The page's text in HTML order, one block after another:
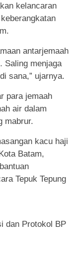
kelancaran
antarjemaah
Saling menjaga
sana,” ujarnya.
para jemaah
air dalam
mabrur.
kacu haji
Batam,
Tepuk Tepung
dan Protokol BP